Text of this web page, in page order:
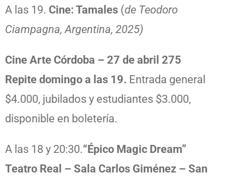
A las 19. Cine: Tamales (de Teodoro
Ciampagna, Argentina, 2025)
Cine Arte Córdoba – 27 de abril 275
Repite domingo a las 19. Entrada general
$4.000, jubilados y estudiantes $3.000,
disponible en boletería.
A las 18 y 20:30.“Épico Magic Dream”
Teatro Real – Sala Carlos Giménez – San